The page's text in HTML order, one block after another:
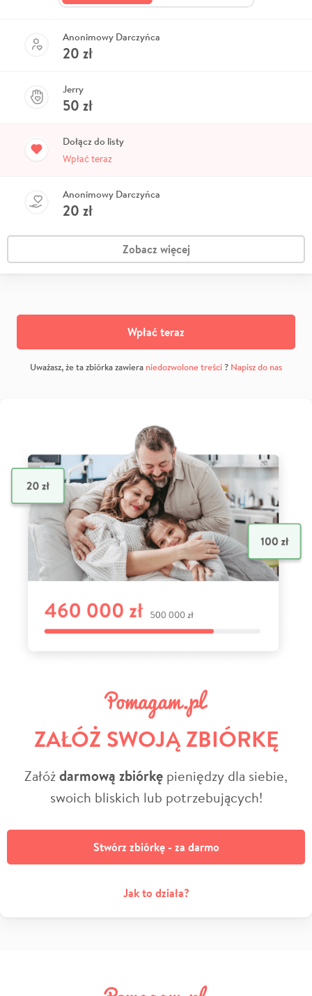
Anonimowy Darczyńca
20 zł
Jerry
50 zł
Dołącz do listy
Wpłać teraz
Anonimowy Darczyńca
20 zł
Zobacz więcej
Wpłać teraz
Uważasz, że ta zbiórka zawiera niedozwolone treści? Napisz do nas
ZAŁÓŻ SWOJĄ ZBIÓRKĘ
Załóżdarmową zbiórkę pieniędzy dla siebie,
swoich bliskich lub potrzebujących!
Stwórz zbiórkę - za darmo
Jak to działa?